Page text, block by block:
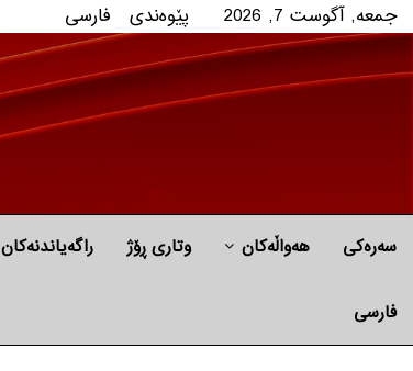
جمعه, آگوست 7, 2026 پێوه‌ندی فارسی
سەرەکی هه‌واڵه‌کان وتاری ڕۆژ راگه‌یاندنه‌كان
فارسی